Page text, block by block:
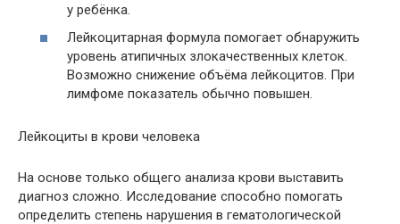
у ребёнка.
Лейкоцитарная формула помогает обнаружить
уровень атипичных злокачественных клеток.
Возможно снижение объёма лейкоцитов. При
лимфоме показатель обычно повышен.
Лейкоциты в крови человека
На основе только общего анализа крови выставить
диагноз сложно. Исследование способно помогать
определить степень нарушения в гематологической